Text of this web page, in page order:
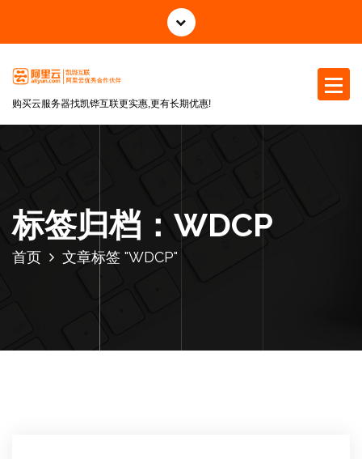
正
购买云服务器找凯铧互联更实惠,更有长期优惠!
标签归档：WDCP
首页 文章标签 "WDCP"